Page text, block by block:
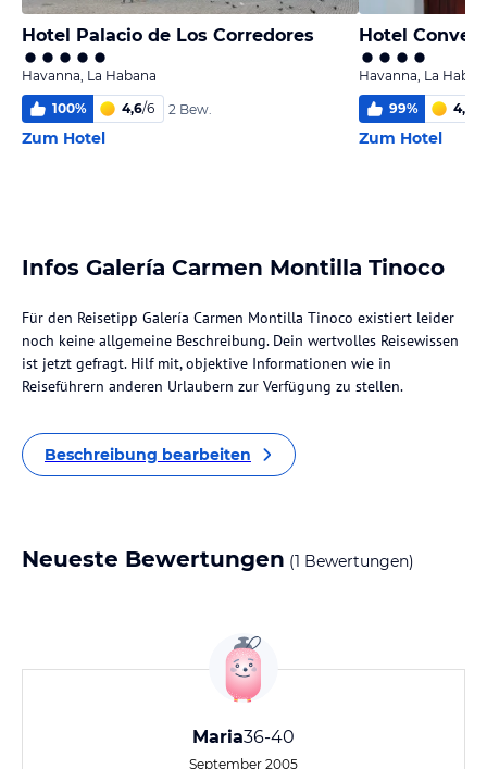
Hotel Palacio de Los Corredores
Havanna, La Habana
100% 4,6/6 2 Bew.
Zum Hotel
Hotel
Havanna, La
99% 4,6
Zum Hotel
Infos Galería Carmen Montilla Tinoco
Für den Reisetipp Galería Carmen Montilla Tinoco existiert leider
noch keine allgemeine Beschreibung. Dein wertvolles Reisewissen
ist jetzt gefragt. Hilf mit, objektive Informationen wie in
Reiseführern anderen Urlaubern zur Verfügung zu stellen.
Beschreibung bearbeiten
Neueste Bewertungen (1 Bewertungen)
Maria36-40
September 2005